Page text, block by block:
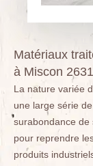
Matériaux
à Miscon
La nature variée
une large série
surabondance de
pour reprendre
produits